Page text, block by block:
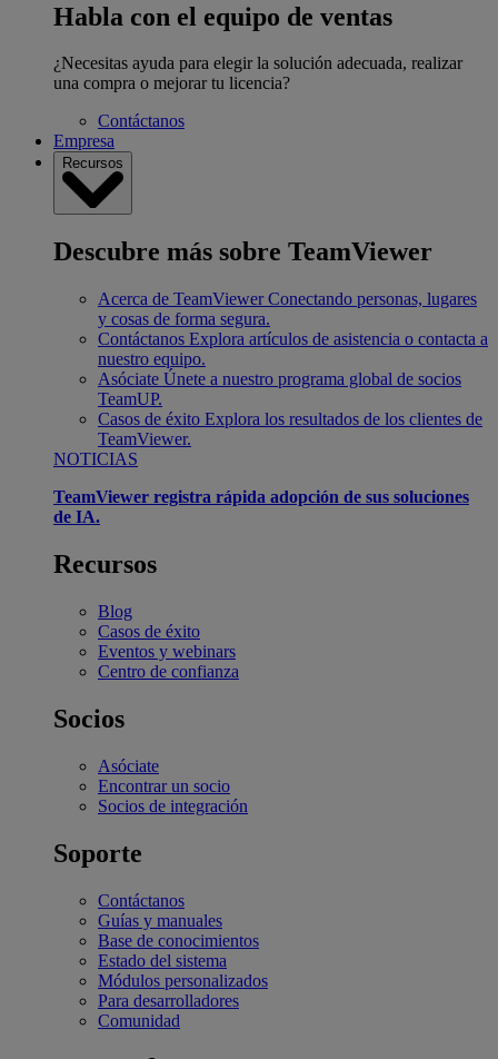
Habla con el equipo de ventas
¿Necesitas ayuda para elegir la solución adecuada, realizar
una compra o mejorar tu licencia?
Contáctanos
Empresa
Recursos
Descubre más sobre TeamViewer
Acerca de TeamViewer Conectando personas, lugares
y cosas de forma segura.
Contáctanos Explora artículos de asistencia o contacta a
nuestro equipo.
Asóciate Únete a nuestro programa global de socios
TeamUP.
Casos de éxito Explora los resultados de los clientes de
TeamViewer.
NOTICIAS
TeamViewer registra rápida adopción de sus soluciones
de IA.
Recursos
Blog
Casos de éxito
Eventos y webinars
Centro de confianza
Socios
Asóciate
Encontrar un socio
Socios de integración
Soporte
Contáctanos
Guías y manuales
Base de conocimientos
Estado del sistema
Módulos personalizados
Para desarrolladores
Comunidad